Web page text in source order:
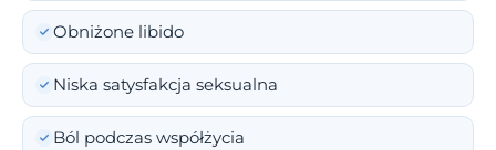
Obniżone libido
Niska satysfakcja seksualna
Ból podczas współżycia